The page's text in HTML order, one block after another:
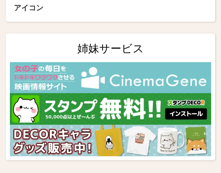
アイコン
姉妹サービス